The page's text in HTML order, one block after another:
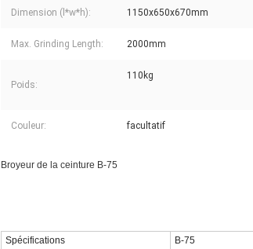
Dimension (l*w*h): 1150x650x670mm
Max. Grinding Length: 2000mm
Poids:
110kg
Couleur: facultatif
Broyeur de la ceinture B-75
Spécifications B-75